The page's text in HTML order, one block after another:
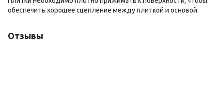
обеспечить хорошее сцепление между плиткой и основой.
Отзывы